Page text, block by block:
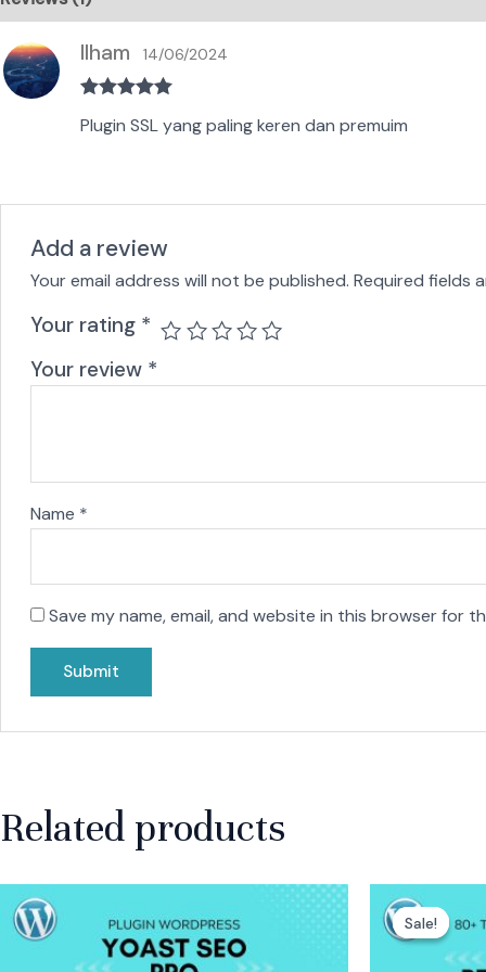
of 5
Ilham 14/06/2024
Plugin SSL yang paling keren dan premuim
Add a review
Your email address will not be published. Required fields
Your rating *
Your review *
Name *
Save my name, email, and website in this browser for
Related products
Sale!
Sale!
price
was: